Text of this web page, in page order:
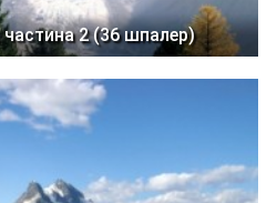
2 (36 шпалер)